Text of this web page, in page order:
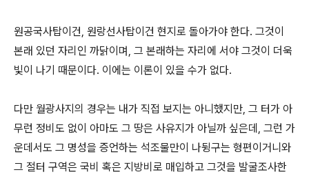
원공국사탑이건, 원랑선사탑이건 현지로 돌아가야 한다. 그것이
본래 있던 자리인 까닭이며, 그 본래하는 자리에 서야 그것이 더욱
빛이 나기 때문이다. 이에는 이론이 있을 수가 없다.
다만 월광사지의 경우는 내가 직접 보지는 아니했지만, 그 터가 아
무런 정비도 없이 아마도 그 땅은 사유지가 아닐까 싶은데, 그런 가
운데서도 그 명성을 증언하는 석조물만이 나뒹구는 형편이거니와
그 절터 구역은 국비 혹은 지방비로 매입하고 그것을 발굴조사한